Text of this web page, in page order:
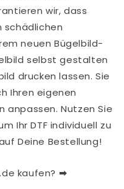
wir, dass
schädlichen
neuen Bügelbild-
selbst gestalten
drucken lassen. Sie
Ihren eigenen
anpassen. Nutzen Sie
Ihr DTF individuell zu
Deine Bestellung!
kaufen? ➡︎